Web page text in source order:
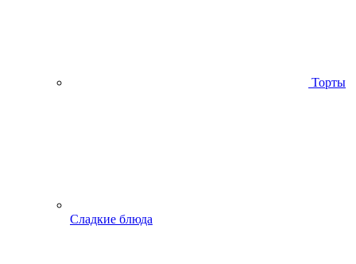
Торты
Сладкие блюда